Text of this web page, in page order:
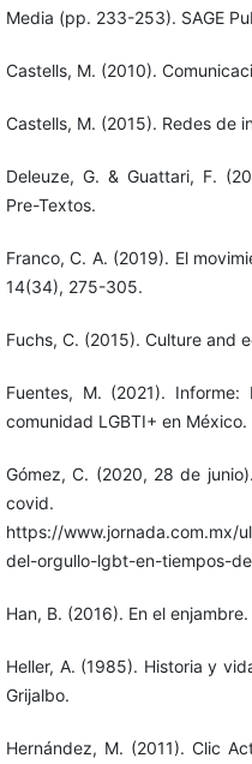
Media (pp. 233-253). SAGE
Castells, M. (2010).
Castells, M. (2015). Redes de
Deleuze, G. & Guattari, F.
Pre-Textos.
Franco, C. A. (2019). El
14(34), 275-305.
Fuchs, C. (2015). Culture and
Fuentes, M. (2021).
comunidad LGBTI+ en México.
Gómez, C. (2020, 28 de
covid.
https://www.jornada.com.mx/
del-orgullo-lgbt-en-tiempos-
Han, B. (2016). En el
Heller, A. (1985). Historia y
Grijalbo.
Hernández, M. (2011). Clic